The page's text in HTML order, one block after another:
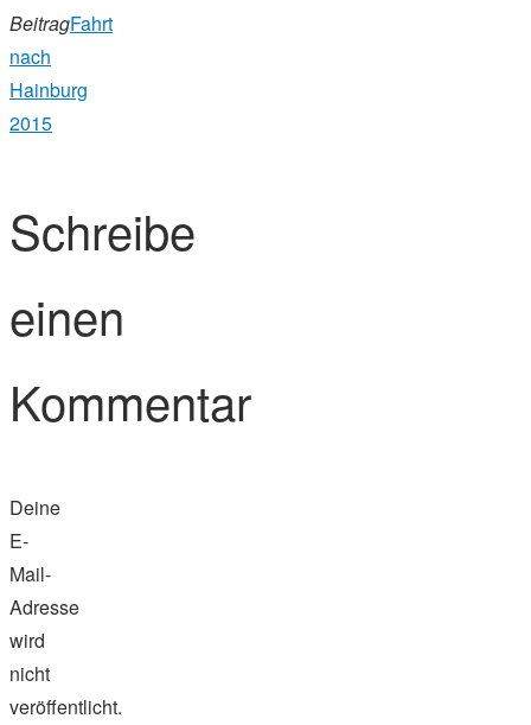
BeitragFahrt
nach
Hainburg
2015
Schreibe
einen
Kommentar
Deine
E-
Mail-
Adresse
wird
nicht
veröffentlicht.